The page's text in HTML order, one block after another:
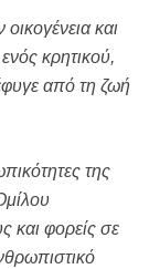
και
κρητικού,
από τη ζωή
της
και φορείς σε